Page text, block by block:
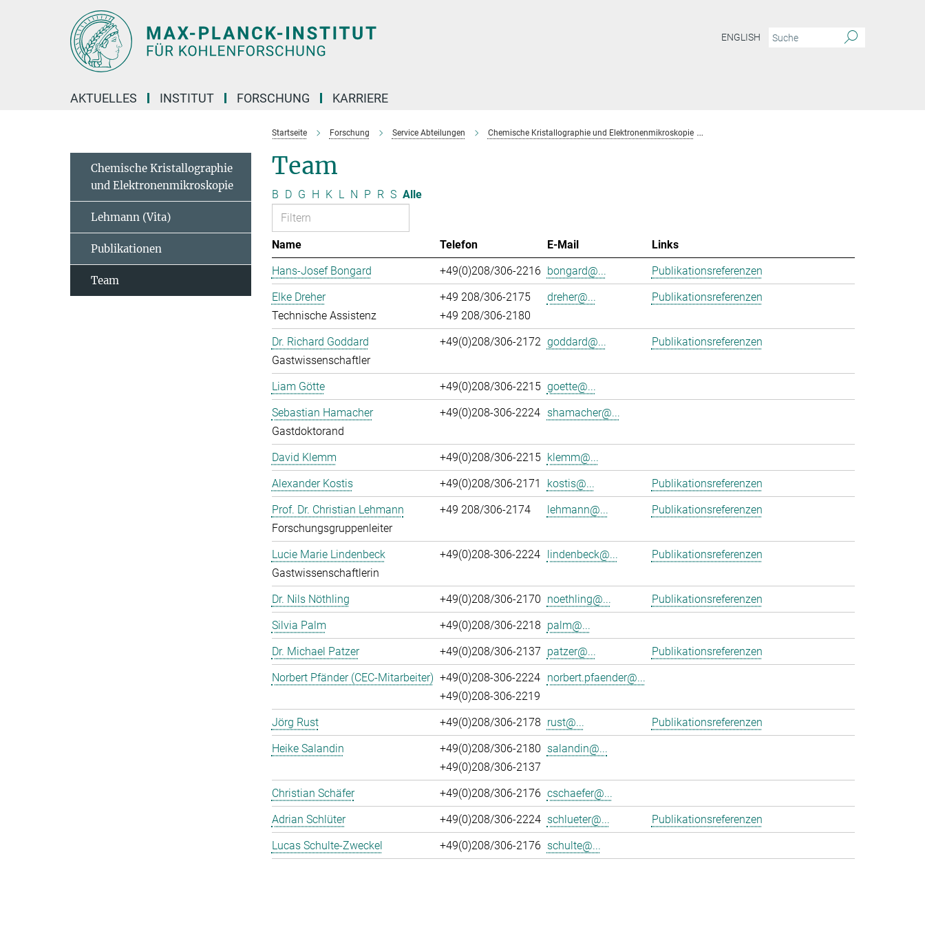
ENGLISH
AKTUELLES INSTITUT FORSCHUNG KARRIERE
Startseite Forschung Service Abteilungen Chemische Kristallographie und Elektronenmikroskopie
Team
B D G H K L N P R S Alle
Name Telefon E-Mail
Links
Hans-Josef Bongard
+49(0)208/306-2216 bongard@...
Publikationsreferenzen
Elke Dreher
Technische Assistenz
+49 208/306-2175
+49 208/306-2180
dreher@... Publikationsreferenzen
Dr. Richard Goddard
Gastwissenschaftler
+49(0)208/306-2172 goddard@... Publikationsreferenzen
Liam Götte +49(0)208/306-2215 goette@...
Sebastian Hamacher
Gastdoktorand
+49(0)208-306-2224 shamacher@...
David Klemm +49(0)208/306-2215 klemm@...
Alexander Kostis
+49(0)208/306-2171 kostis@...
Publikationsreferenzen
Prof. Dr. Christian Lehmann
Forschungsgruppenleiter
+49 208/306-2174 lehmann@... Publikationsreferenzen
Lucie Marie Lindenbeck
Gastwissenschaftlerin
+49(0)208-306-2224 lindenbeck@... Publikationsreferenzen
Dr. Nils Nöthling +49(0)208/306-2170 noethling@...
Publikationsreferenzen
Silvia Palm
+49(0)208/306-2218 palm@...
Dr. Michael Patzer
+49(0)208/306-2137 patzer@...
Publikationsreferenzen
Norbert Pfänder (CEC-Mitarbeiter) +49(0)208-306-2224
+49(0)208-306-2219
norbert.pfaender@...
Jörg Rust +49(0)208/306-2178 rust@...
Publikationsreferenzen
Heike Salandin
+49(0)208/306-2180
+49(0)208/306-2137
salandin@...
Christian Schäfer +49(0)208/306-2176 cschaefer@...
Adrian Schlüter
+49(0)208/306-2224 schlueter@...
Publikationsreferenzen
Lucas Schulte-Zweckel
+49(0)208/306-2176 schulte@...
Chemische Kristallographie
und Elektronenmikroskopie
Lehmann (Vita)
Publikationen
Team